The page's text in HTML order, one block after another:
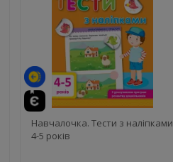
Навчалочка. Тести з наліпками
4-5 років